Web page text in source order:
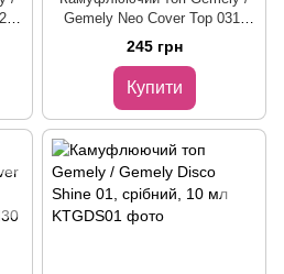
Gemely Neo Cover Top 031,
лавандовий з блискітками, 10
245 грн
Купити